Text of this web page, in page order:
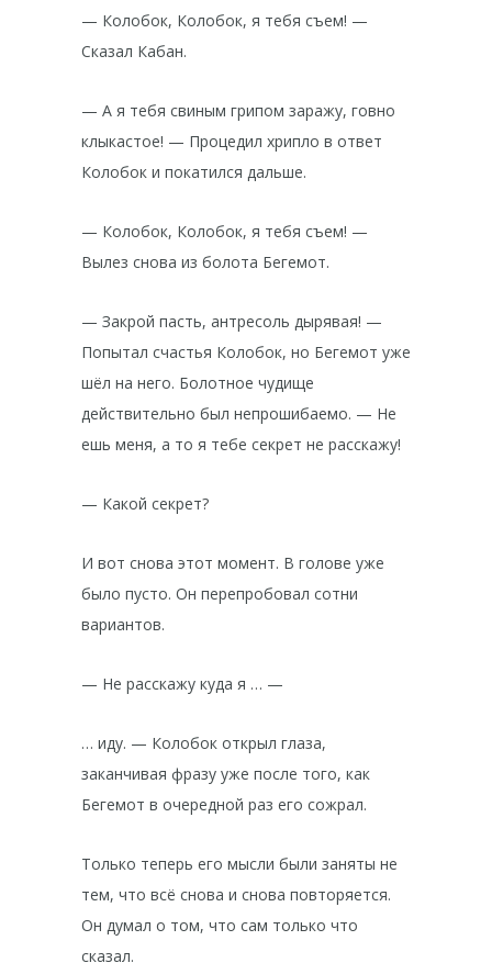
— Колобок, Колобок, я тебя съем! —
Сказал Кабан.
— А я тебя свиным грипом заражу, говно
клыкастое! — Процедил хрипло в ответ
Колобок и покатился дальше.
— Колобок, Колобок, я тебя съем! —
Вылез снова из болота Бегемот.
— Закрой пасть, антресоль дырявая! —
Попытал счастья Колобок, но Бегемот уже
шёл на него. Болотное чудище
действительно был непрошибаемо. — Не
ешь меня, а то я тебе секрет не расскажу!
— Какой секрет?
И вот снова этот момент. В голове уже
было пусто. Он перепробовал сотни
вариантов.
— Не расскажу куда я … —
… иду. — Колобок открыл глаза,
заканчивая фразу уже после того, как
Бегемот в очередной раз его сожрал.
Только теперь его мысли были заняты не
тем, что всё снова и снова повторяется.
Он думал о том, что сам только что
сказал.